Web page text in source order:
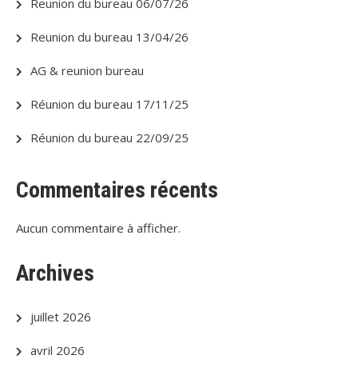
Reunion du bureau 06/07/26
Reunion du bureau 13/04/26
AG & reunion bureau
Réunion du bureau 17/11/25
Réunion du bureau 22/09/25
Commentaires récents
Aucun commentaire à afficher.
Archives
juillet 2026
avril 2026